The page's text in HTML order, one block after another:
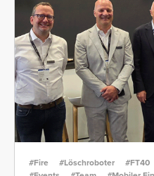
#Fire #Löschroboter #FT40